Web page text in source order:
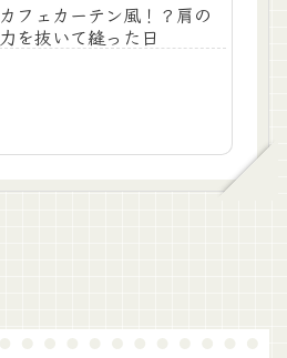
カフェカーテン風！？肩の
力を抜いて縫った日